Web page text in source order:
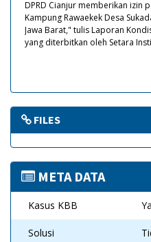
DPRD Cianjur memberikan izin
Kampung Rawaekek Desa
Jawa Barat," tulis Laporan
yang diterbitkan oleh Setara
FILES
META DATA
Kasus KBB Ya
Solusi